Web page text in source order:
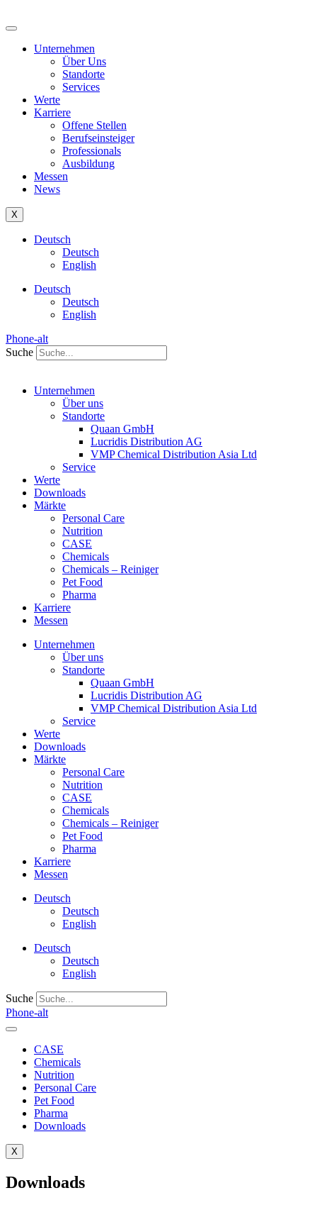
Unternehmen
Über Uns
Standorte
Services
Werte
Karriere
Offene Stellen
Berufseinsteiger
Professionals
Ausbildung
Messen
News
X
Deutsch
Deutsch
English
Deutsch
Deutsch
English
Phone-alt
Suche
Unternehmen
Über uns
Standorte
Quaan GmbH
Lucridis Distribution AG
VMP Chemical Distribution Asia Ltd
Service
Werte
Downloads
Märkte
Personal Care
Nutrition
CASE
Chemicals
Chemicals – Reiniger
Pet Food
Pharma
Karriere
Messen
Unternehmen
Über uns
Standorte
Quaan GmbH
Lucridis Distribution AG
VMP Chemical Distribution Asia Ltd
Service
Werte
Downloads
Märkte
Personal Care
Nutrition
CASE
Chemicals
Chemicals – Reiniger
Pet Food
Pharma
Karriere
Messen
Deutsch
Deutsch
English
Deutsch
Deutsch
English
Suche
Phone-alt
CASE
Chemicals
Nutrition
Personal Care
Pet Food
Pharma
Downloads
X
Downloads